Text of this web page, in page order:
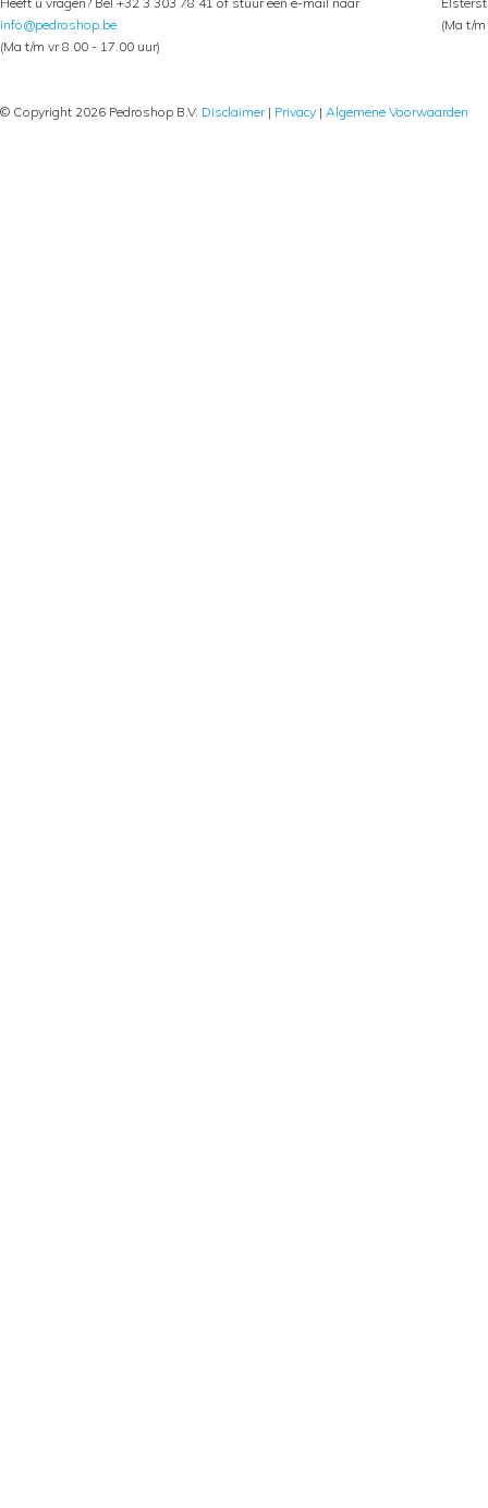
info@pedroshop.be
(Ma t/m vr 8.00 - 17.00 uur)
(Ma t/
© Copyright 2026 Pedroshop B.V. Disclaimer| Privacy | Algemene Voorwaarden